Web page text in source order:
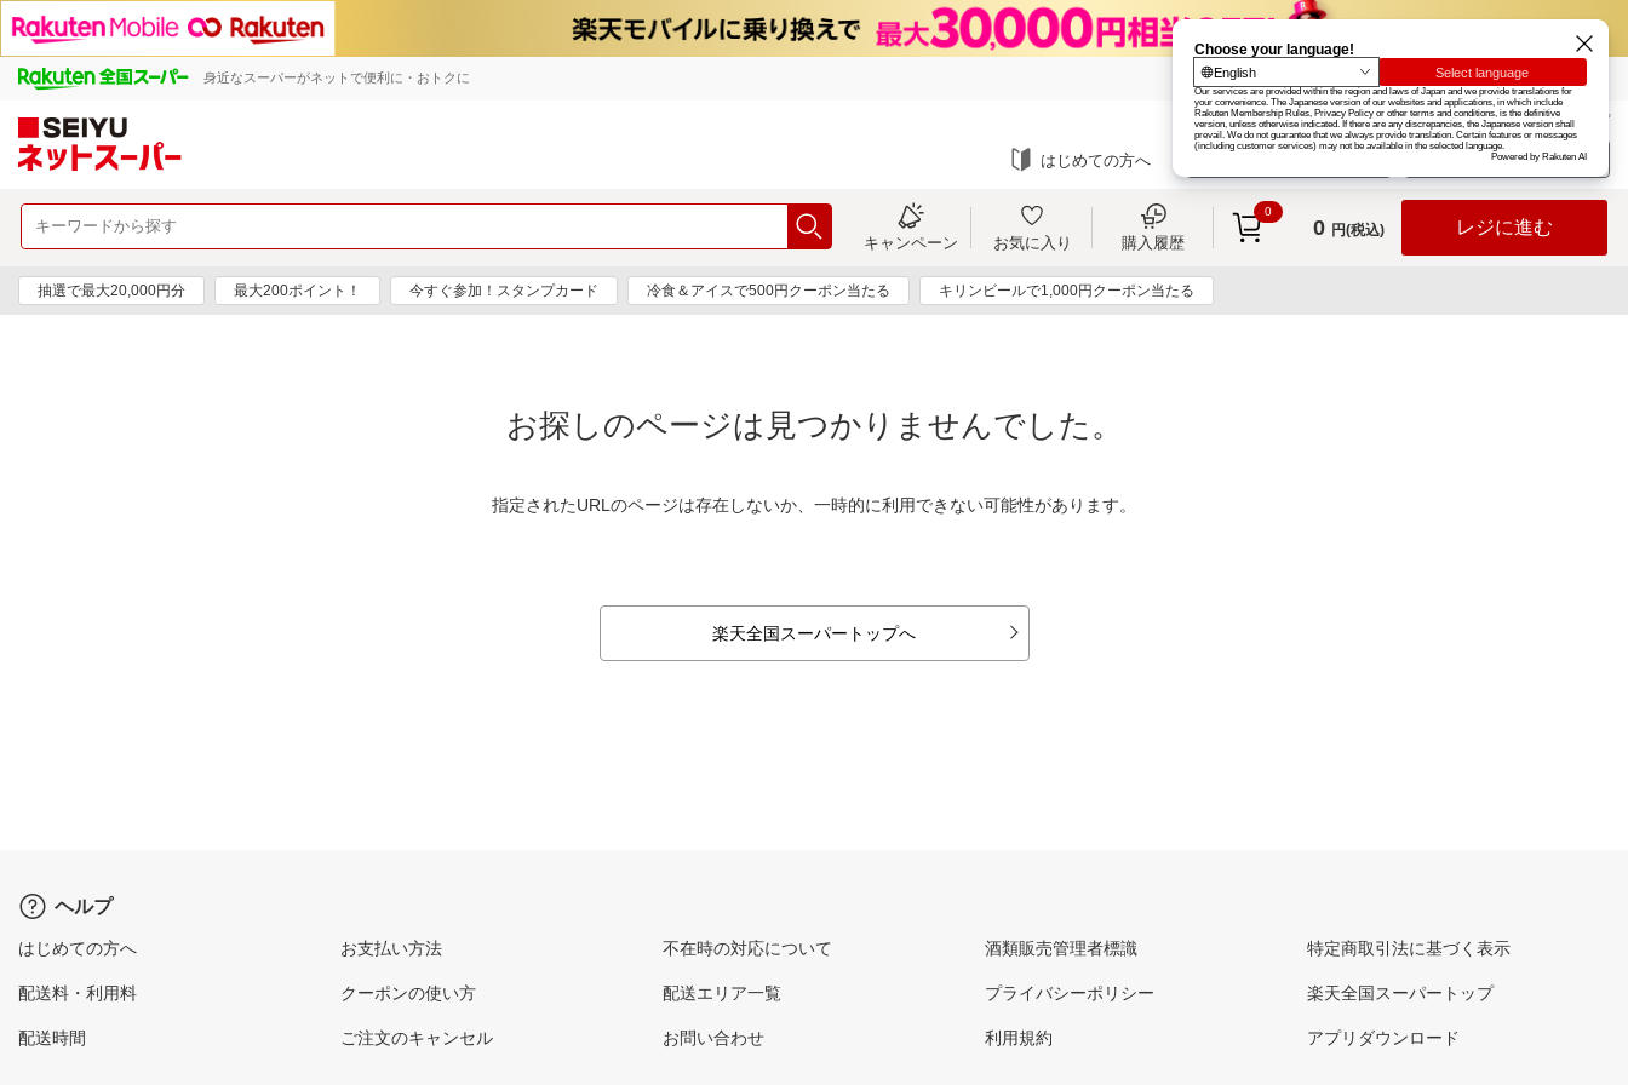
身近なスーパーがネットで便利に・おトクに 楽天グループ カード
お知らせ ヘルプ
はじめての方へ ログイン
キャンペーン お気に入り 購入履歴
0
0 円(税込) レジに進む
抽選で最大20,000円分 最大200ポイント！ 今すぐ参加！スタンプカード 冷食＆アイスで500円クーポン当たる キリンビールで1,000円クーポン当たる
お探しのページは見つかりませんでした。
指定されたURLのページは存在しないか、一時的に利用できない可能性があります。
楽天全国スーパートップへ
ヘルプ
はじめての方へ
配送料・利用料
配送時間
お支払い方法
クーポンの使い方
ご注文のキャンセル
不在時の対応について
配送エリア一覧
お問い合わせ
酒類販売管理者標識
プライバシーポリシー
利用規約
特定商取引法に基づく表示
楽天全国スーパートップ
アプリダウンロード